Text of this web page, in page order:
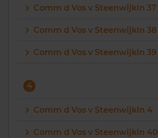
Comm d Vos v Steenwijkln 37
Comm d Vos v Steenwijkln 38
Comm d Vos v Steenwijkln 39
4
Comm d Vos v Steenwijkln 4
Comm d Vos v Steenwijkln 40